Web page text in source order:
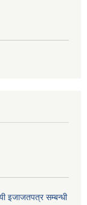
इजाजतपत्र सम्बन्धी